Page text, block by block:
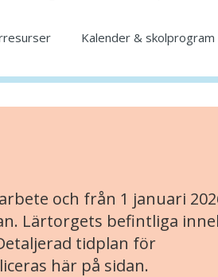
Kalender & skolprogram
och från 1 januari
Lärtorgets befintliga
tidplan för
här på sidan.